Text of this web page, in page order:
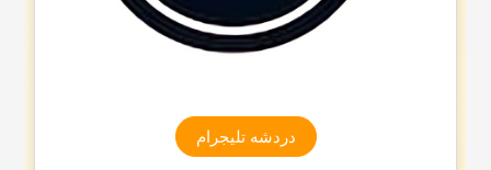
دردشه تلیجرام